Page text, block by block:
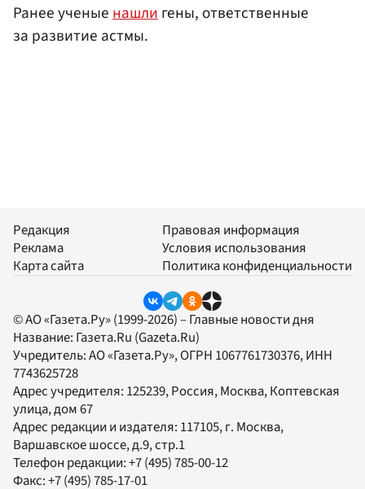
Ранее ученыенашлигены, ответственные
за развитие астмы.
Редакция
Реклама
Карта сайта
Правовая информация
Условия использования
Политика конфиденциальности
© АО «Газета.Ру» (1999-2026) – Главные новости дня
Название: Газета.Ru (Gazeta.Ru)
Учредитель:АО «Газета.Ру», ОГРН 1067761730376, ИНН
7743625728
Адрес учредителя: 125239, Россия, Москва, Коптевская
улица, дом 67
Адрес редакции и издателя: 117105, г. Москва,
Варшавское шоссе, д.9, стр.1
Телефон редакции:+7 (495) 785-00-12
Факс:+7 (495) 785-17-01